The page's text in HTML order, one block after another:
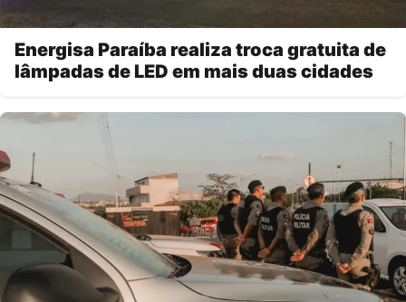
Energisa Paraíba realiza troca gratuita de
lâmpadas de LED em mais duas cidades